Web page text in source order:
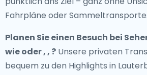
Fahrpläne oder Sammeltransporte.
Planen Sie einen Besuch bei
wie oder , , ? Unsere privaten
bequem zu den Highlights in